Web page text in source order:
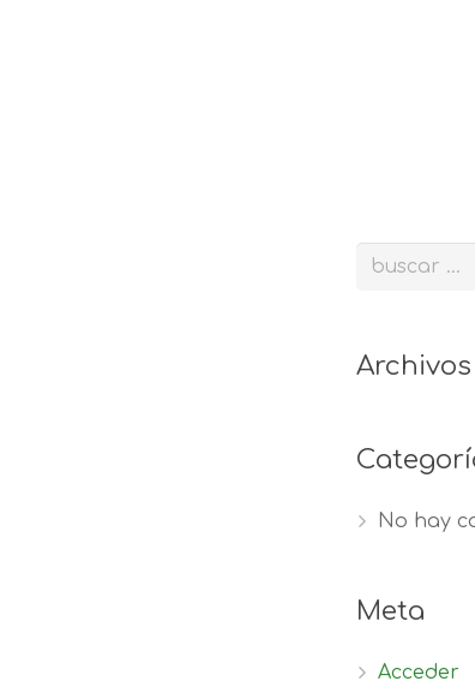
Archivos
No hay
Meta
Acceder